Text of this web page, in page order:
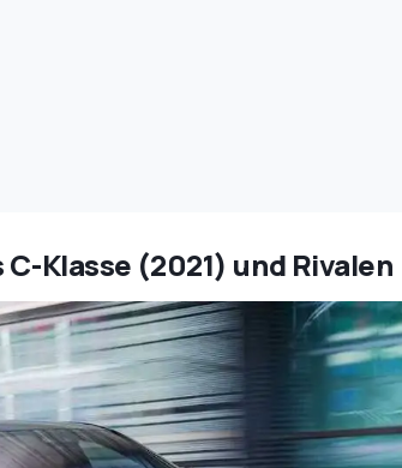
Klasse (2021) und Rivalen